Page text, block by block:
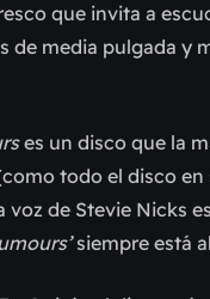
que invita a
de media pulgada y
es un disco que la
todo el disco
de Stevie Nicks
siempre está